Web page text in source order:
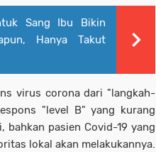
Sang Ibu Bikin
Hanya Takut
virus corona dari "langkah-
"level B" yang kurang
pasien Covid-19 yang
lokal akan melakukannya.